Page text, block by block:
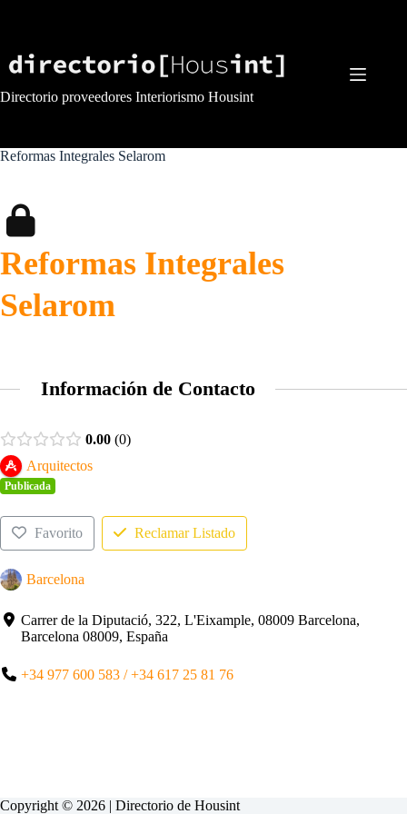
Directorio proveedores Interiorismo Housint
Reformas Integrales Selarom
Reformas Integrales
Selarom
Información de Contacto
0.00 0
Arquitectos
Publicada
Favorito Reclamar Listado
Barcelona
Carrer de la Diputació, 322, L'Eixample, 08009 Barcelona,
Barcelona 08009, España
+34 977 600 583 / +34 617 25 81 76
Copyright © 2026 | Directorio de Housint